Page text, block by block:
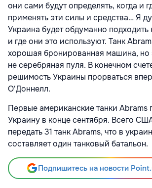
они сами будут определять, когда и
применять эти силы и средства… Я
Украина будет обдуманно подходить
и где они это используют. Танк
хорошая бронированная машина, но
не серебряная пуля. В конечном
решимость Украины прорваться
ОʼДоннелл.
Первые американские танки Abrams
Украину в конце сентября. Всего
передать 31 танк Abrams, что в
составляет один танковый батальон.
Подпишитесь на новости